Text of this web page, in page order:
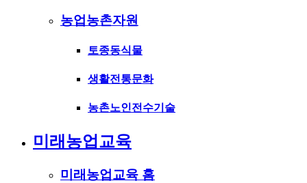
농업농촌자원
토종동식물
생활전통문화
농촌노인전수기술
미래농업교육
미래농업교육 홈